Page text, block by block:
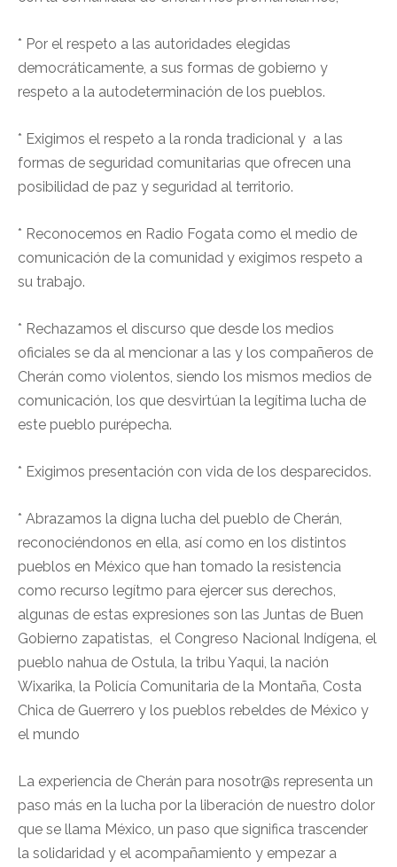
* Por el respeto a las autoridades elegidas
democráticamente, a sus formas de gobierno y
respeto a la autodeterminación de los pueblos.
* Exigimos el respeto a la ronda tradicional y a las
formas de seguridad comunitarias que ofrecen una
posibilidad de paz y seguridad al territorio.
* Reconocemos en Radio Fogata como el medio de
comunicación de la comunidad y exigimos respeto a
su trabajo.
* Rechazamos el discurso que desde los medios
oficiales se da al mencionar a las y los compañeros de
Cherán como violentos, siendo los mismos medios de
comunicación, los que desvirtúan la legítima lucha de
este pueblo purépecha.
* Exigimos presentación con vida de los desparecidos.
* Abrazamos la digna lucha del pueblo de Cherán,
reconociéndonos en ella, así como en los distintos
pueblos en México que han tomado la resistencia
como recurso legítmo para ejercer sus derechos,
algunas de estas expresiones son las Juntas de Buen
Gobierno zapatistas, el Congreso Nacional Indígena, el
pueblo nahua de Ostula, la tribu Yaqui, la nación
Wixarika, la Policía Comunitaria de la Montaña, Costa
Chica de Guerrero y los pueblos rebeldes de México y
el mundo
La experiencia de Cherán para nosotr@s representa un
paso más en la lucha por la liberación de nuestro dolor
que se llama México, un paso que significa trascender
la solidaridad y el acompañamiento y empezar a